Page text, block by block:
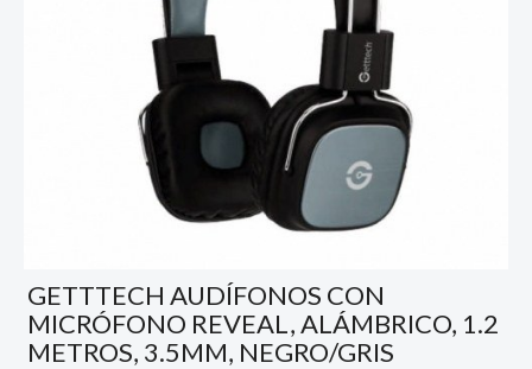
GETTTECH AUDÍFONOS CON
MICRÓFONO REVEAL, ALÁMBRICO, 1.2
METROS, 3.5MM, NEGRO/GRIS